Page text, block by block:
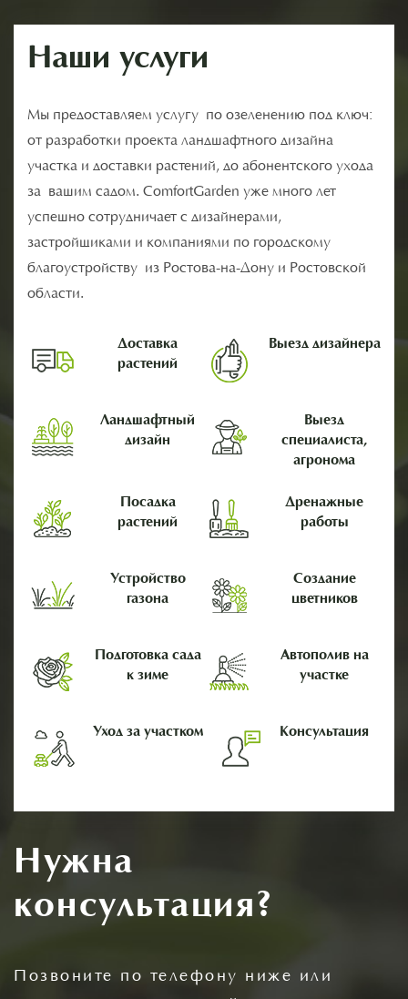
Наши услуги
Мы предоставляем услугу по озеленению под ключ:
от разработки проекта ландшафтного дизайна
участка и доставки растений, до абонентского ухода
за вашим садом. ComfortGarden уже много лет
успешно сотрудничает с дизайнерами,
застройщиками и компаниями по городскому
благоустройству из Ростова-на-Дону и Ростовской
области.
Доставка
растений
Выезд дизайнера
Ландшафтный
дизайн
Выезд
специалиста,
агронома
Посадка
растений
Дренажные
работы
Устройство
газона
Создание
цветников
Подготовка сада
к зиме
Автополив на
участке
Уход за участком Консультация
Нужна
консультация?
Позвоните по телефону ниже или